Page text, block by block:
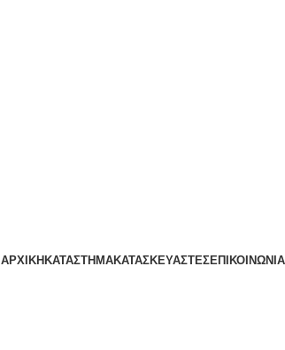
ΑΡΧΙΚΗΚΑΤΑΣΤΗΜΑΚΑΤΑΣΚΕΥΑΣΤΕΣΕΠΙΚΟΙΝΩΝΙΑ